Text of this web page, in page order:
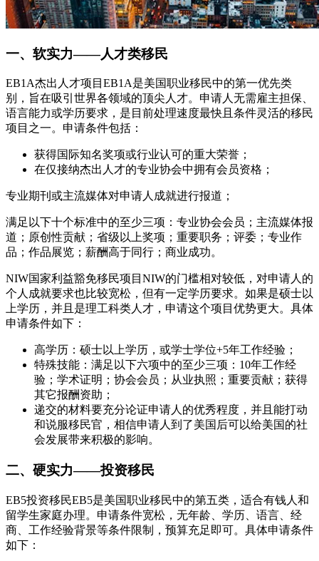
一、软实力——人才类移民
EB1A杰出人才项目EB1A是美国职业移民中的第一优先类
别，旨在吸引世界各领域的顶尖人才。申请人无需雇主担保、
语言能力或学历要求，是目前处理速度最快且条件灵活的移民
项目之一。申请条件包括：
获得国际知名奖项或行业认可的重大荣誉；
在仅接纳杰出人才的专业协会中拥有会员资格；
专业期刊或主流媒体对申请人成就进行报道；
满足以下十个标准中的至少三项：专业协会会员；主流媒体报
道；原创性贡献；省级以上奖项；重要职务；评委；专业作
品；作品展览；薪酬高于同行；商业成功。
NIW国家利益豁免移民项目NIW的门槛相对较低，对申请人的
个人成就要求也比较宽松，但有一定学历要求。如果是硕士以
上学历，并且是理工科类人才，申请这个项目优势更大。具体
申请条件如下：
高学历：硕士以上学历，或学士学位+5年工作经验；
特殊技能：满足以下六项中的至少三项：10年工作经
验；学术证明；协会会员；从业执照；重要贡献；获得
其它报酬资助；
递交的材料要充分论证申请人的优秀程度，并且能打动
和说服移民官，相信申请人到了美国后可以给美国的社
会发展带来积极的影响。
二、硬实力——投资移民
EB5投资移民EB5是美国职业移民中的第五类，适合有钱人和
留学生家庭办理。申请条件宽松，无年龄、学历、语言、经
商、工作经验背景等条件限制，预算充足即可。具体申请条件
如下：